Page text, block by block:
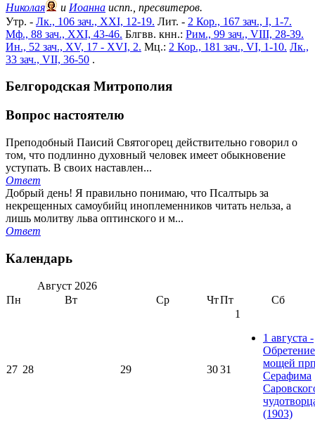
Николая
и Иоанна испп., пресвитеров.
Утр. - Лк., 106 зач., XXI, 12-19. Лит. - 2 Кор., 167 зач., I, 1-7.
Мф., 88 зач., XXI, 43-46. Блгвв. кнн.: Рим., 99 зач., VIII, 28-39.
Ин., 52 зач., XV, 17 - XVI, 2. Мц.: 2 Кор., 181 зач., VI, 1-10. Лк.,
33 зач., VII, 36-50 .
Белгородская Митрополия
Вопрос настоятелю
Преподобный Паисий Святогорец действительно говорил о
том, что подлинно духовный человек имеет обыкновение
уступать. В своих наставлен...
Ответ
Добрый день! Я правильно понимаю, что Псалтырь за
некрещенных самоубийц иноплеменников читать нельза, а
лишь молитву льва оптинского и м...
Ответ
Календарь
Август 2026
Пн
Вт Ср ЧтПт Сб
27 28 29 3031
1
1 августа -
Обретение
мощей
Серафима
(1903)